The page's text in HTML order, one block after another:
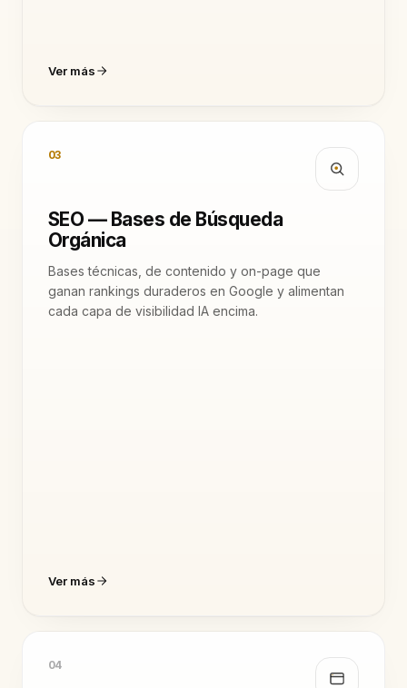
Ver más
03
SEO — Bases de Búsqueda
Orgánica
Bases técnicas, de contenido y on-page que
ganan rankings duraderos en Google y alimentan
cada capa de visibilidad IA encima.
Ver más
04